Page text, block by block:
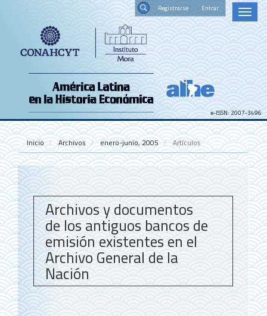
Contenido
principal
Barra
Toggle
e-ISSN: 2007-3496
Inicio Archivos enero-junio, 2005 Artículos
Archivos y documentos
de los antiguos bancos de
emisión existentes en el
Archivo General de la
Nación